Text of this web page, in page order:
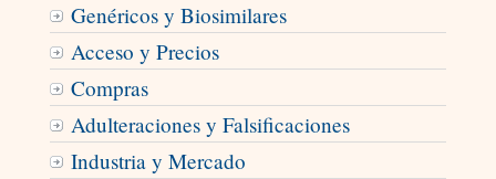
Genéricos y Biosimilares
Acceso y Precios
Compras
Adulteraciones y Falsificaciones
Industria y Mercado